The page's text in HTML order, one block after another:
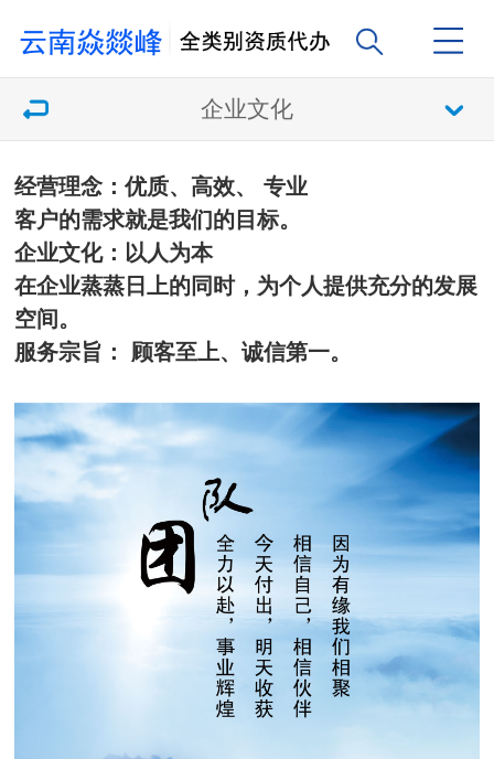
企业文化
经营理念：优质、高效、 专业
客户的需求就是我们的目标。
企业文化：以人为本
在企业蒸蒸日上的同时，为个人提供充分的发展
空间。
服务宗旨： 顾客至上、诚信第一。